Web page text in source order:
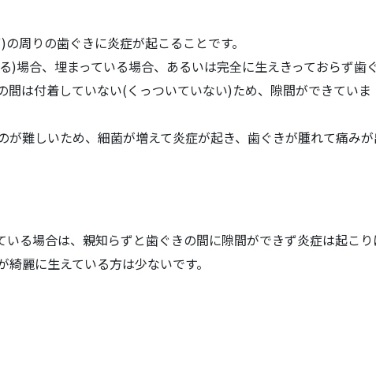
周りの歯ぐきに炎症が起こることです。
)場合、埋まっている場合、あるいは完全に生えきっておらず歯
は付着していない(くっついていない)ため、隙間ができていま
難しいため、細菌が増えて炎症が起き、歯ぐきが腫れて痛み
る場合は、親知らずと歯ぐきの間に隙間ができず炎症は起こ
麗に生えている方は少ないです。